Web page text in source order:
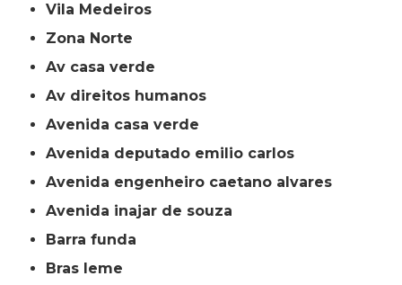
Vila Medeiros
Zona Norte
av casa verde
av direitos humanos
avenida casa verde
avenida deputado emilio carlos
avenida engenheiro caetano alvares
avenida inajar de souza
barra funda
bras leme